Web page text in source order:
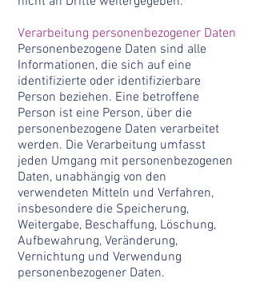
Verarbeitung personenbezogener Daten
Personenbezogene Daten sind alle
Informationen, die sich auf eine
identifizierte oder identifizierbare
Person beziehen. Eine betroffene
Person ist eine Person, über die
personenbezogene Daten verarbeitet
werden. Die Verarbeitung umfasst
jeden Umgang mit personenbezogenen
Daten, unabhängig von den
verwendeten Mitteln und Verfahren,
insbesondere die Speicherung,
Weitergabe, Beschaffung, Löschung,
Aufbewahrung, Veränderung,
Vernichtung und Verwendung
personenbezogener Daten.